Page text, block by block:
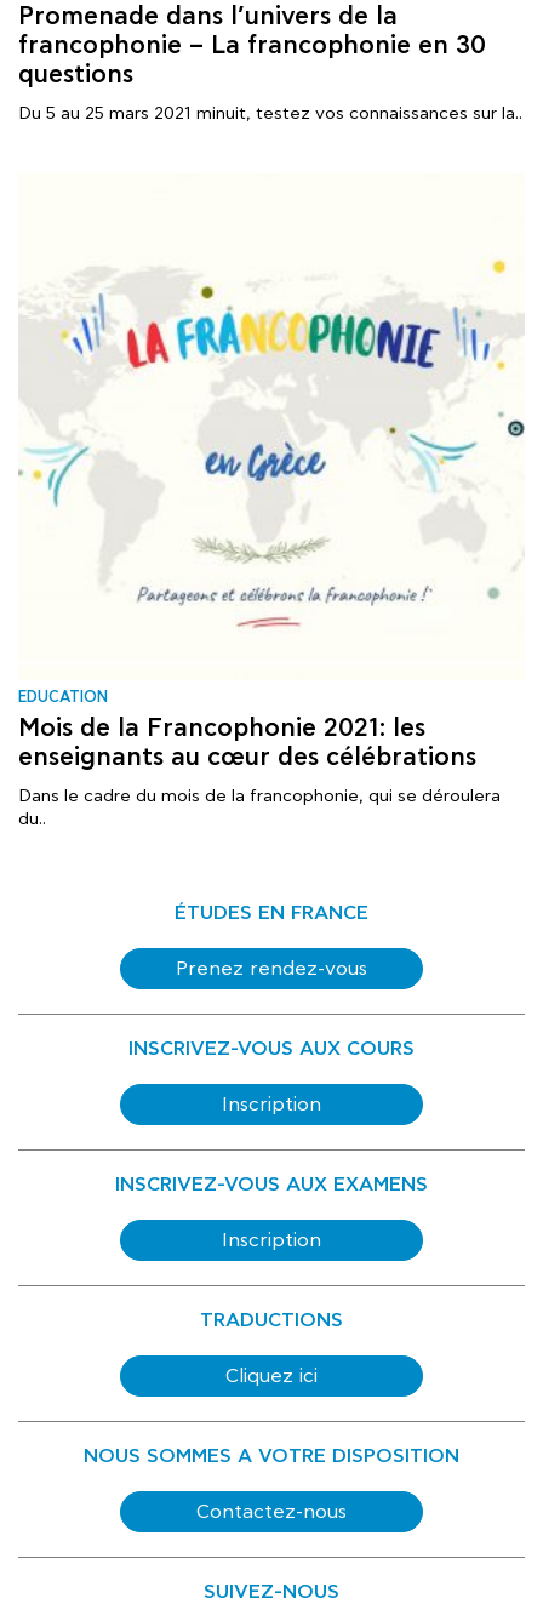
Promenade dans l’univers de la
francophonie – La francophonie en 30
questions
Du 5 au 25 mars 2021 minuit, testez vos connaissances sur la..
EDUCATION
Mois de la Francophonie 2021: les
enseignants au cœur des célébrations
Dans le cadre du mois de la francophonie, qui se déroulera
du..
ÉTUDES EN FRANCE
Prenez rendez-vous
INSCRIVEZ-VOUS AUX COURS
Inscription
INSCRIVEZ-VOUS AUX EXAMENS
Inscription
TRADUCTIONS
Cliquez ici
NOUS SOMMES A VOTRE DISPOSITION
Contactez-nous
SUIVEZ-NOUS